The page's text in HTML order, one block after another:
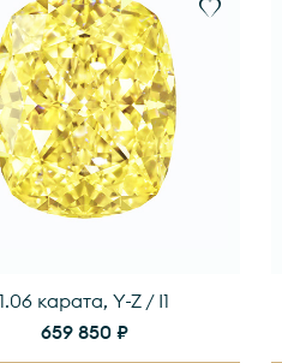
1.06 карата, Y-Z / I1
659 850 ₽